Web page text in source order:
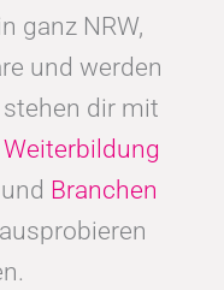
ganz NRW,
und werden
dir mit
Weiterbildung
und Branchen